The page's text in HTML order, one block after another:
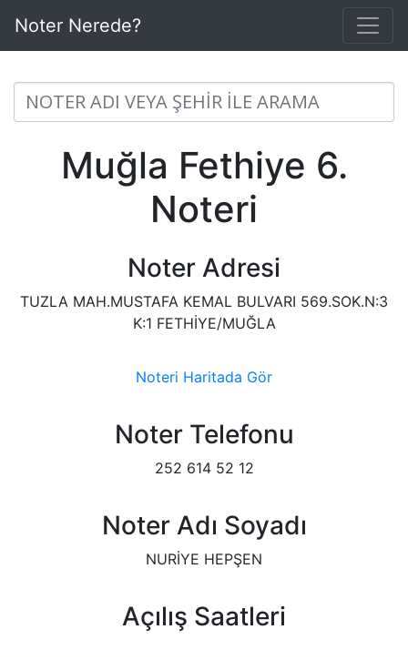
Noter Nerede?
Muğla Fethiye 6.
Noteri
Noter Adresi
TUZLA MAH.MUSTAFA KEMAL BULVARI 569.SOK.N:3
K:1 FETHİYE/MUĞLA
Noteri Haritada Gör
Noter Telefonu
252 614 52 12
Noter Adı Soyadı
NURİYE HEPŞEN
Açılış Saatleri